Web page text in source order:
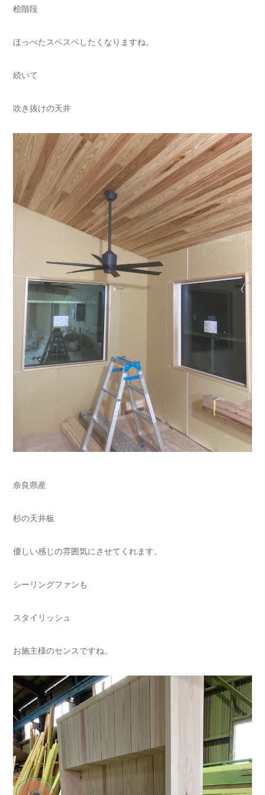
桧階段
ほっぺたスベスベしたくなりますね。
続いて
吹き抜けの天井
奈良県産
杉の天井板
優しい感じの雰囲気にさせてくれます。
シーリングファンも
スタイリッシュ
お施主様のセンスですね。